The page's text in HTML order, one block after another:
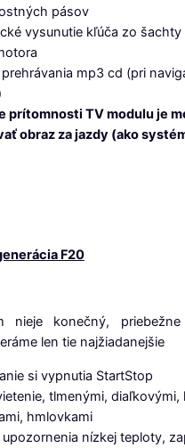
pásov
vysunutie kľúča zo šachty
mp3 cd (pri
prítomnosti TV modulu je
obraz za jazdy (ako
F20
nieje konečný,
len tie najžiadanejšie
si vypnutia StartStop
tlmenými, diaľkovými,
hmlovkami
nízkej teploty,